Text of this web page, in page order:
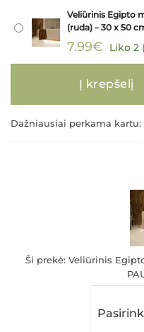
Veliūrinis Egipto
(ruda) – 30 x 50
7.99€ Liko 2
Į krepšelį
Dažniausiai perkama kartu:
Ši prekė: Veliūrinis